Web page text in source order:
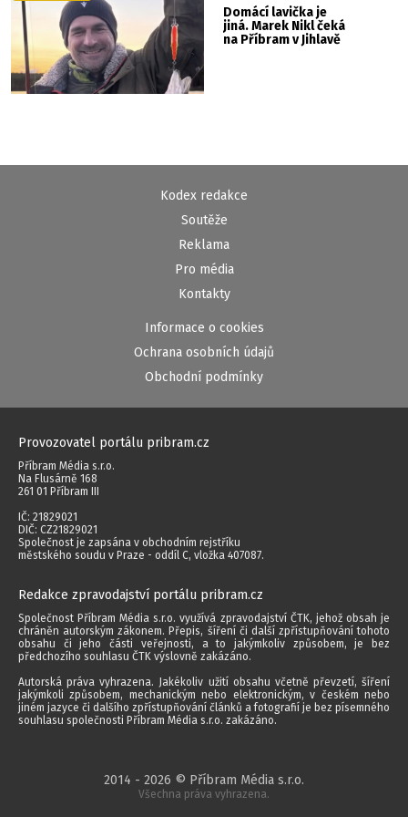
Domácí lavička je
jiná. Marek Nikl čeká
na Příbram v Jihlavě
Kodex redakce
Soutěže
Reklama
Pro média
Kontakty
Informace o cookies
Ochrana osobních údajů
Obchodní podmínky
Provozovatel portálu pribram.cz
Příbram Média s.r.o.
Na Flusárně 168
261 01 Příbram III
IČ: 21829021
DIČ: CZ21829021
Společnost je zapsána v obchodním rejstříku
městského soudu v Praze - oddíl C, vložka 407087.
Redakce zpravodajství portálu pribram.cz
Společnost Příbram Média s.r.o. využívá zpravodajství ČTK, jehož obsah je
chráněn autorským zákonem. Přepis, šíření či další zpřístupňování tohoto
obsahu či jeho části veřejnosti, a to jakýmkoliv způsobem, je bez
předchozího souhlasu ČTK výslovně zakázáno.
Autorská práva vyhrazena. Jakékoliv užití obsahu včetně převzetí, šíření
jakýmkoli způsobem, mechanickým nebo elektronickým, v českém nebo
jiném jazyce či dalšího zpřístupňování článků a fotografií je bez písemného
souhlasu společnosti Příbram Média s.r.o. zakázáno.
2014 - 2026 © Příbram Média s.r.o.
Všechna práva vyhrazena.